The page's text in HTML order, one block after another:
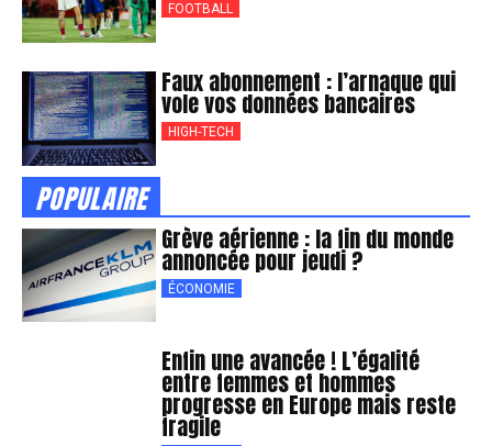
FOOTBALL
Faux abonnement : l’arnaque qui
vole vos données bancaires
HIGH-TECH
POPULAIRE
Grève aérienne : la fin du monde
annoncée pour jeudi ?
ÉCONOMIE
Enfin une avancée ! L’égalité
entre femmes et hommes
progresse en Europe mais reste
fragile